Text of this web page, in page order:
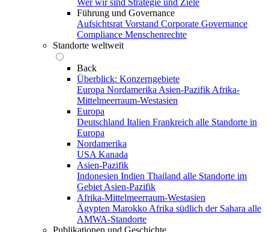
Führung und Governance
Aufsichtsrat Vorstand Corporate Governance
Compliance Menschenrechte
Standorte weltweit
Back
Überblick: Konzerngebiete
Europa Nordamerika Asien-Pazifik Afrika-
Mittelmeerraum-Westasien
Europa
Deutschland Italien Frankreich alle Standorte in
Europa
Nordamerika
USA Kanada
Asien-Pazifik
Indonesien Indien Thailand alle Standorte im
Gebiet Asien-Pazifik
Afrika-Mittelmeerraum-Westasien
Ägypten Marokko Afrika südlich der Sahara alle
AMWA-Standorte
Publikationen und Geschichte